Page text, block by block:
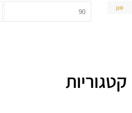
סנן
קטגוריות